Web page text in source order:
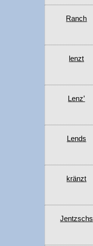
Ranch
lenzt
Lenz’
Lends
kränzt
Jentzschs